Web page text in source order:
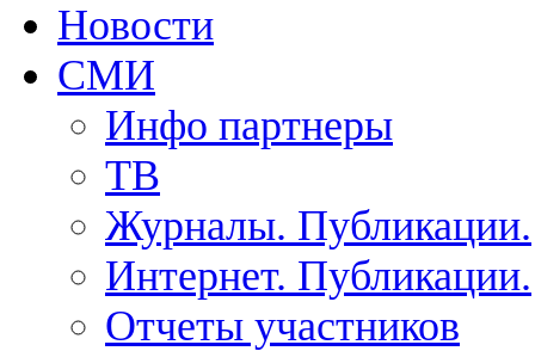
Новости
СМИ
Инфо партнеры
ТВ
Журналы. Публикации.
Интернет. Публикации.
Отчеты участников